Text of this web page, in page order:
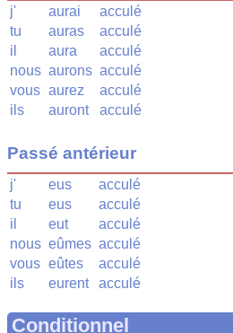
j' aurai
acculé
tu
auras
acculé
il
aura
acculé
nous aurons acculé
vous aurez
acculé
ils
auront acculé
Passé antérieur
j' eus
acculé
tu
eus
acculé
il
eut
acculé
nous eûmes acculé
vous eûtes
acculé
ils
eurent acculé
Conditionnel